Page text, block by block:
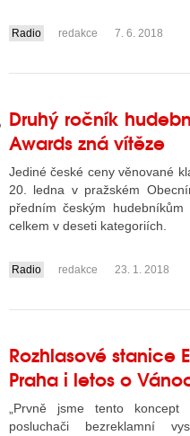
DISKUTÉRA NA RADIOTV
....
Radio redakce 7. 6. 2018
Druhý ročník
Awards zná vítěze
Jediné české ceny věnované
20. ledna v pražském
předním českým
celkem v deseti kategoriích.
....
Radio redakce 23. 1. 2018
Rozhlasové stanice
Praha i letos o
„Prvně jsme tento
posluchači bezreklamní